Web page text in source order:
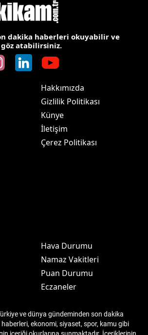
dakika haberleri okuyabilir ve
göz atabilirsiniz.
Hakkımızda
Gizlilik Politikası
Künye
İletişim
Çerez Politikası
Hava Durumu
Namaz Vakitleri
Puan Durumu
Eczaneler
ve dünya gündeminden son dakika
ekonomi, siyaset, spor, kamu gibi
içeriği okurlarına sunmaktadır. İçeriklerinin